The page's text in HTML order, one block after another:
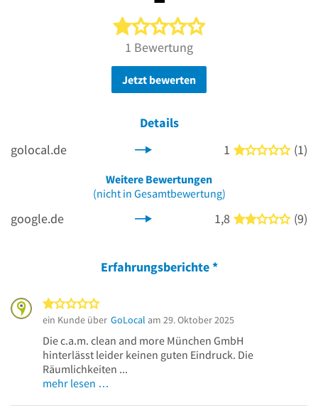
1 von 5 Sternen
1 Bewertung
Jetzt bewerten
Details
golocal.de
1 1 von
(1)
Weitere Bewertungen
(nicht in Gesamtbewertung)
google.de 1,8 2 von
(9)
Erfahrungsberichte*
ein Kunde über GoLocal am 29. Oktober 2025
Die c.a.m. clean and more München GmbH
hinterlässt leider keinen guten Eindruck. Die
Räumlichkeiten ...
mehr lesen …